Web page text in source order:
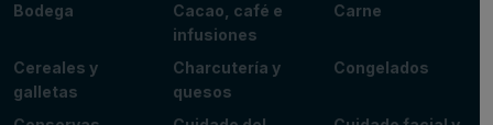
Bodega
Cacao, café e
infusiones
Carne
Cereales y
galletas
Charcutería y
quesos
Congelados